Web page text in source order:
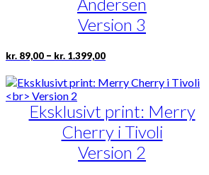
kan
vælges
på
Version 3
kr. 89,00 – kr. 1.399,00Prisinterval:
til
kr. 1.399,00
Dette
har
varianter.
Mulighederne
kan
vælges
på
Eksklusivt print: Merry
Cherry i Tivoli
Version 2